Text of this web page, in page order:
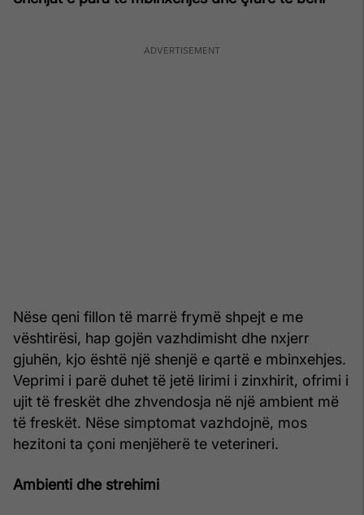
Nëse qeni fillon të marrë frymë shpejt e me
vështirësi, hap gojën vazhdimisht dhe nxjerr
gjuhën, kjo është një shenjë e qartë e mbinxehjes.
Veprimi i parë duhet të jetë lirimi i zinxhirit, ofrimi i
ujit të freskët dhe zhvendosja në një ambient më
të freskët. Nëse simptomat vazhdojnë, mos
hezitoni ta çoni menjëherë te veterineri.
Ambienti dhe strehimi